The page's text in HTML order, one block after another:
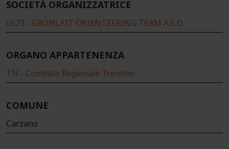
SOCIETÀ ORGANIZZATRICE
0573 - GRONLAIT ORIENTEERING TEAM A.S.D.
ORGANO APPARTENENZA
TN - Comitato Regionale Trentino
COMUNE
Carzano